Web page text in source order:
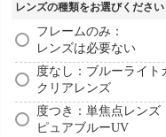
レンズの種類をお選びください
フレームのみ：
レンズは必要ない
度なし：ブルーライト
クリアレンズ
度つき：単焦点レン
ピュアブルーUV